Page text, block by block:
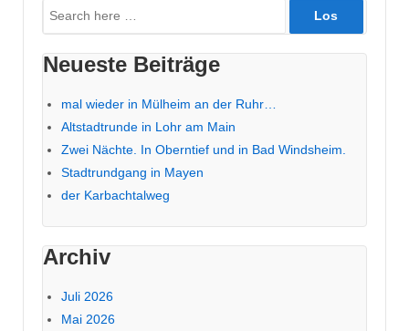
Suche
nach:
Neueste Beiträge
mal wieder in Mülheim an der Ruhr…
Altstadtrunde in Lohr am Main
Zwei Nächte. In Oberntief und in Bad Windsheim.
Stadtrundgang in Mayen
der Karbachtalweg
Archiv
Juli 2026
Mai 2026